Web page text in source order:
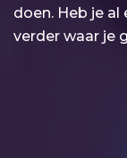
doen. Heb je al
verder waar je